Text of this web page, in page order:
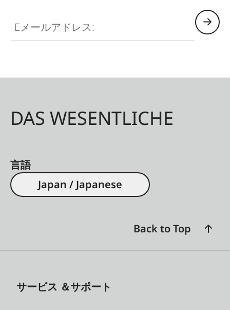
DAS WESENTLICHE
言語
Japan / Japanese
Back to Top
サービス ＆サポート